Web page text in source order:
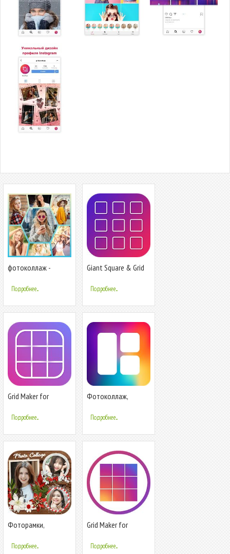
фотоколлаж -
фоторамка
Подробнее...
Giant Square & Grid
Подробнее...
Grid Maker for
Подробнее...
Фотоколлаж,
фоторедактор
Подробнее...
Фоторамки,
Подробнее...
Grid Maker for
PhotoSplit
Подробнее...